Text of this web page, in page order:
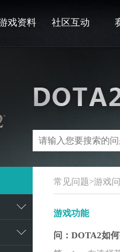
戏资料 社区互动
常见问题>游戏
游戏功能
问： DOTA2如